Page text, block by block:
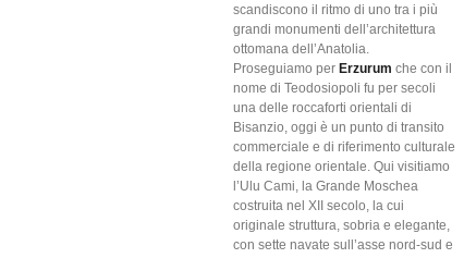
scandiscono il ritmo di uno tra i più
grandi monumenti dell’architettura
ottomana dell’Anatolia.
Proseguiamo per Erzurum che con il
nome di Teodosiopoli fu per secoli
una delle roccaforti orientali di
Bisanzio, oggi è un punto di transito
commerciale e di riferimento culturale
della regione orientale. Qui visitiamo
l’Ulu Cami, la Grande Moschea
costruita nel XII secolo, la cui
originale struttura, sobria e elegante,
con sette navate sull’asse nord-sud e